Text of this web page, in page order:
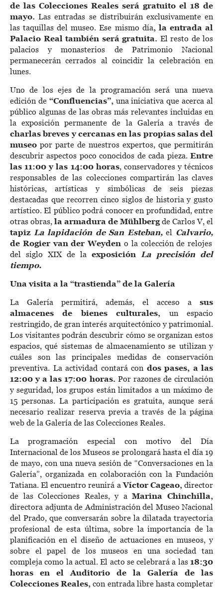
de las Colecciones Reales será gratuito el 18 de
mayo. Las entradas se distribuirán exclusivamente en
las taquillas del museo. Ese mismo día, la entrada al
Palacio Real también será gratuita. El resto de los
palacios y monasterios de Patrimonio Nacional
permanecerán cerrados al coincidir la celebración en
lunes.
Uno de los ejes de la programación será una nueva
edición de “Confluencias”, una iniciativa que acerca al
público algunas de las obras más relevantes incluidas en
la exposición permanente de la Galería a través de
charlas breves y cercanas en las propias salas del
museo por parte de nuestros expertos, que permitirán
descubrir aspectos poco conocidos de cada pieza. Entre
las 11:00 y las 14:00 horas, conservadores y técnicos
responsables de las colecciones compartirán las claves
históricas, artísticas y simbólicas de seis piezas
destacadas que recorren cinco siglos de historia y gusto
artístico. El público podrá conocer en profundidad, entre
otras obras, la armadura de Mühlbergde Carlos V, el
tapiz La lapidación de San Esteban,el Calvario,
de Rogier van der Weyden o la colección de relojes
del siglo XIX de la exposición
La precisión del
tiempo.
Una visita a la “trastienda” de la Galería
La Galería permitirá, además, el acceso a sus
almacenes de bienes culturales, un espacio
restringido, de gran interés arquitectónico y patrimonial.
Los visitantes podrán descubrir cómo se organizan estos
espacios, qué sistemas de almacenamiento se utilizan y
cuáles son las principales medidas de conservación
preventiva. La actividad contará con dos pases, a las
12:00 y a las 17:00 horas. Por razones de circulación
y seguridad, los grupos están limitados a un máximo de
15 personas. La participación es gratuita, aunque será
necesario realizar reserva previa a través de la página
web de la Galería de las Colecciones Reales.
La programación especial con motivo del Día
Internacional de los Museos se prolongará hasta el día 19
de mayo, con una nueva sesión de “Conversaciones en la
Galería”, organizada en colaboración con la Fundación
Tatiana. El encuentro reunirá aVíctor Cageao, director
de las Colecciones Reales, y aMarina Chinchilla,
directora adjunta de Administración del Museo Nacional
del Prado, que conversarán sobre la dilatada trayectoria
profesional de esta última, sobre la importancia de la
planificación en el diseño de actuaciones en museos, y
sobre el papel de los museos en una sociedad tan
compleja como la actual. El acto se celebrará a las 18:30
horas en el Auditorio de la Galería de las
Colecciones Reales, con entrada libre hasta completar